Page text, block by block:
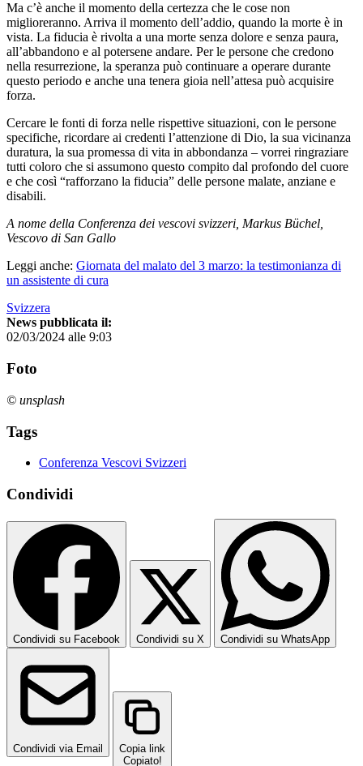
Ma c’è anche il momento della certezza che le cose non
miglioreranno. Arriva il momento dell’addio, quando la morte è in
vista. La fiducia è rivolta a una morte senza dolore e senza paura,
all’abbandono e al potersene andare. Per le persone che credono
nella resurrezione, la speranza può continuare a operare durante
questo periodo e anche una tenera gioia nell’attesa può acquisire
forza.
Cercare le fonti di forza nelle rispettive situazioni, con le persone
specifiche, ricordare ai credenti l’attenzione di Dio, la sua vicinanza
duratura, la sua promessa di vita in abbondanza – vorrei ringraziare
tutti coloro che si assumono questo compito dal profondo del cuore
e che così “rafforzano la fiducia” delle persone malate, anziane e
disabili.
A nome della Conferenza dei vescovi svizzeri, Markus Büchel,
Vescovo di San Gallo
Leggi anche: Giornata del malato del 3 marzo: la testimonianza di
un assistente di cura
Svizzera
News pubblicata il:
02/03/2024 alle 9:03
Foto
© unsplash
Tags
Conferenza Vescovi Svizzeri
Condividi
Condividi su Facebook Condividi su X Condividi su WhatsApp
Condividi via Email
Copia link
Copiato!